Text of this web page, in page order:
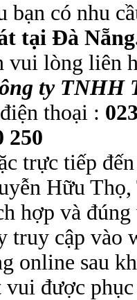
bạn có nhu
tại Đà
vui lòng liên
ty TNHH
thoại :
250
trực tiếp
Hữu Thọ,
hợp và
truy cập vào
online sau
vui được